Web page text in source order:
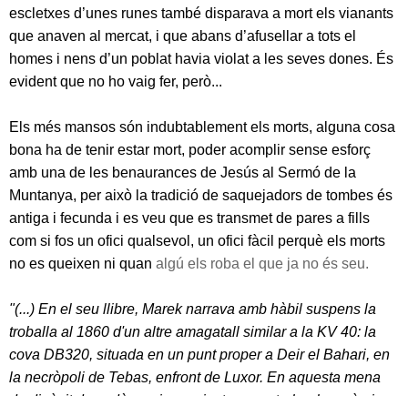
escletxes d’unes runes també disparava a mort els vianants
que anaven al mercat, i que abans d’afusellar a tots el
homes i nens d’un poblat havia violat a les seves dones. És
evident que no ho vaig fer, però...
Els més mansos són indubtablement els morts, alguna cosa
bona ha de tenir estar mort, poder acomplir sense esforç
amb una de les benaurances de Jesús al Sermó de la
Muntanya, per això la tradició de saquejadors de tombes és
antiga i fecunda i es veu que es transmet de pares a fills
com si fos un ofici qualsevol, un ofici fàcil perquè els morts
no es queixen ni quan algú els roba el que ja no és seu.
"(...) En el seu llibre, Marek narrava amb hàbil suspens la
troballa al 1860 d'un altre amagatall similar a la KV 40: la
cova DB320, situada en un punt proper a Deir el Bahari, en
la necròpoli de Tebas, enfront de Luxor. En aquesta mena